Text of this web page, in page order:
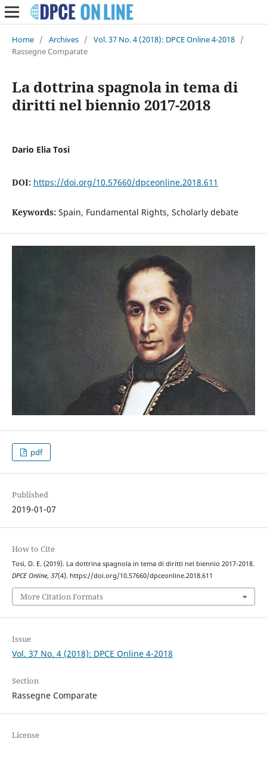
Home / Archives / Vol. 37 No. 4 (2018): DPCE Online 4-2018 /
Rassegne Comparate
La dottrina spagnola in tema di
diritti nel biennio 2017-2018
Dario Elia Tosi
DOI: https://doi.org/10.57660/dpceonline.2018.611
Keywords: Spain, Fundamental Rights, Scholarly debate
pdf
Published
2019-01-07
How to Cite
Tosi, D. E. (2019). La dottrina spagnola in tema di diritti nel biennio 2017-2018.
DPCE Online, 37(4). https://doi.org/10.57660/dpceonline.2018.611
More Citation Formats
Issue
Vol. 37 No. 4 (2018): DPCE Online 4-2018
Section
Rassegne Comparate
License